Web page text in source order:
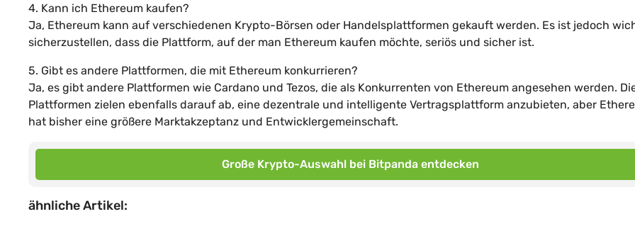
4. Kann ich Ethereum kaufen?
Ja, Ethereum kann auf verschiedenen Krypto-Börsen oder Handelsplattformen gekauft werden. Es ist jedoch
sicherzustellen, dass die Plattform, auf der man Ethereum kaufen möchte, seriös und sicher ist.
5. Gibt es andere Plattformen, die mit Ethereum konkurrieren?
Ja, es gibt andere Plattformen wie Cardano und Tezos, die als Konkurrenten von Ethereum angesehen werden.
Plattformen zielen ebenfalls darauf ab, eine dezentrale und intelligente Vertragsplattform anzubieten, aber
hat bisher eine größere Marktakzeptanz und Entwicklergemeinschaft.
Große Krypto-Auswahl bei Bitpanda entdecken
ähnliche Artikel: